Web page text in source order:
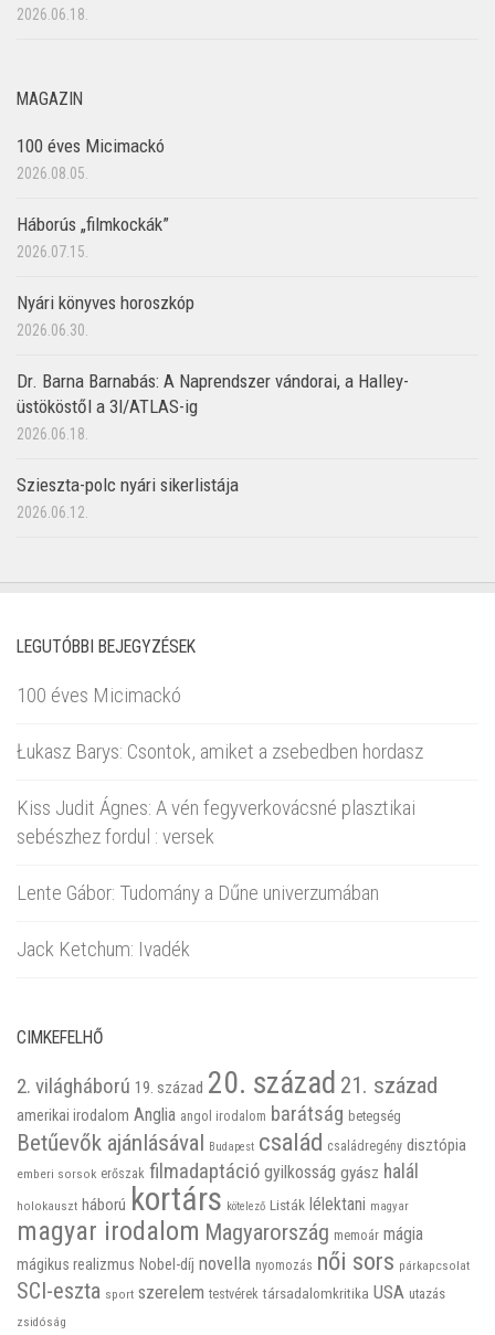
2026.06.18.
MAGAZIN
100 éves Micimackó
2026.08.05.
Háborús „filmkockák”
2026.07.15.
Nyári könyves horoszkóp
2026.06.30.
Dr. Barna Barnabás: A Naprendszer vándorai, a Halley-
üstököstől a 3I/ATLAS-ig
2026.06.18.
Szieszta-polc nyári sikerlistája
2026.06.12.
LEGUTÓBBI BEJEGYZÉSEK
100 éves Micimackó
Łukasz Barys: Csontok, amiket a zsebedben hordasz
Kiss Judit Ágnes: A vén fegyverkovácsné plasztikai
sebészhez fordul : versek
Lente Gábor: Tudomány a Dűne univerzumában
Jack Ketchum: Ivadék
CIMKEFELHŐ
2. világháború 19. század 20. század 21. század
amerikai irodalom Anglia angol irodalom barátság betegség
Betűevők ajánlásával Budapest család családregény disztópia
emberi sorsok erőszak filmadaptáció gyilkosság gyász halál
holokauszt háború kortárs kötelező Listák lélektani magyar
magyar irodalom Magyarország memoár mágia
mágikus realizmus Nobel-díj novella nyomozás női sors párkapcsolat
SCI-eszta sport szerelem testvérek társadalomkritika USA utazás
zsidóság